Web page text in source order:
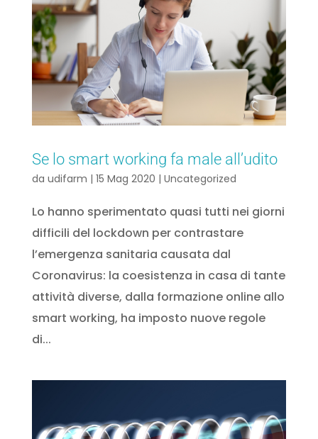
Se lo smart working fa male all’udito
da udifarm | 15 Mag 2020 | Uncategorized
Lo hanno sperimentato quasi tutti nei giorni
difficili del lockdown per contrastare
l’emergenza sanitaria causata dal
Coronavirus: la coesistenza in casa di tante
attività diverse, dalla formazione online allo
smart working, ha imposto nuove regole
di...